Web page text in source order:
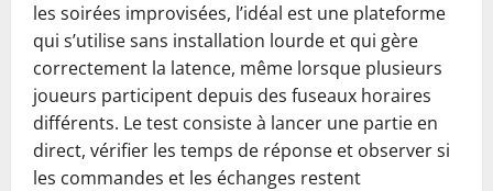
les soirées improvisées, l’idéal est une plateforme
qui s’utilise sans installation lourde et qui gère
correctement la latence, même lorsque plusieurs
joueurs participent depuis des fuseaux horaires
différents. Le test consiste à lancer une partie en
direct, vérifier les temps de réponse et observer si
les commandes et les échanges restent